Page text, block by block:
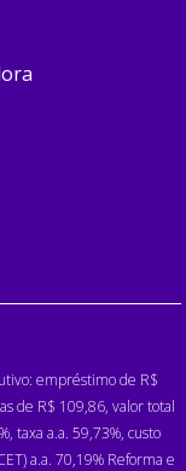
empréstimo de R$
de R$ 109,86, valor total
taxa a.a. 59,73%, custo
a.a. 70,19% Reforma e